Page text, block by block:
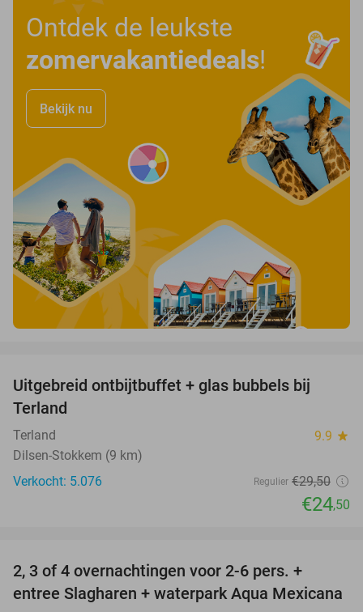
Ontdek de leukste
zomervakantiedeals!
Bekijk nu
Uitgebreid ontbijtbuffet + glas bubbels bij
Terland
Terland 9.9 star
Dilsen-Stokkem (9 km)
Verkocht: 5.076
Regulier €29,50
€24,50
2, 3 of 4 overnachtingen voor 2-6 pers. +
entree Slagharen + waterpark Aqua Mexicana